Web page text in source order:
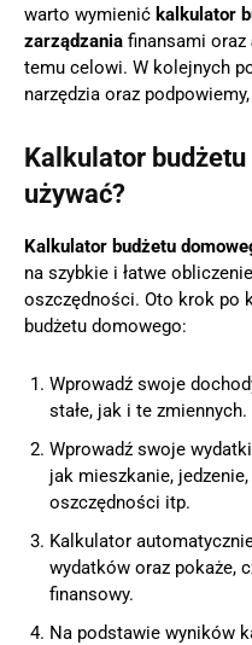
warto wymienić kalkulator
zarządzania finansami oraz
temu celowi. W kolejnych
narzędzia oraz
Kalkulator
używać?
Kalkulator budżetu
na szybkie i łatwe
oszczędności. Oto krok po
budżetu domowego:
Wprowadź swoje
stałe, jak i te zmiennych.
Wprowadź swoje
jak mieszkanie,
oszczędności itp.
Kalkulator
wydatków oraz pokaże,
finansowy.
Na podstawie wyników